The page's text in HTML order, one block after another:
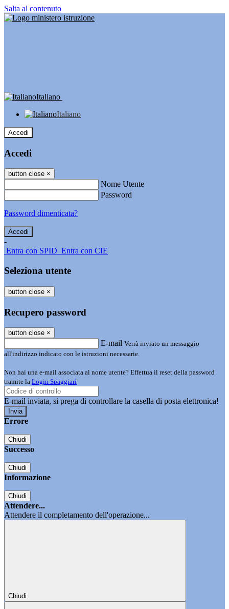
Salta al contenuto
Italiano
Italiano
Accedi
Accedi
button close ×
Nome Utente
Password
Password dimenticata?
-
Entra con SPID Entra con CIE
Seleziona utente
button close ×
Recupero password
button close ×
E-mail Verrà inviato un messaggio
all'indirizzo indicato con le istruzioni necessarie.
Non hai una e-mail associata al nome utente? Effettua il reset della password
tramite la Login Spaggiari
E-mail inviata, si prega di controllare la casella di posta elettronica!
Errore
Chiudi
Successo
Chiudi
Informazione
Chiudi
Attendere...
Attendere il completamento dell'operazione...
Chiudi